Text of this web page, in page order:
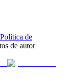
Política de
de autor